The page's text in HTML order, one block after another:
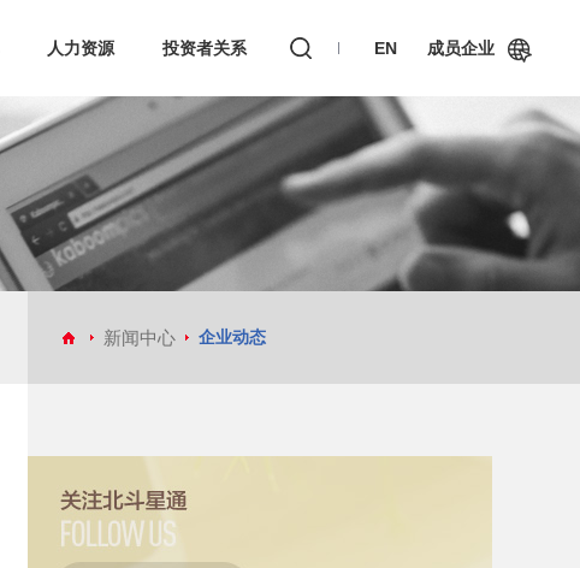
人力资源 投资者关系 EN 成员企业
和芯星通科技(北京）有限公司
嘉兴佳利电子有限公司
新闻中心 企业动态